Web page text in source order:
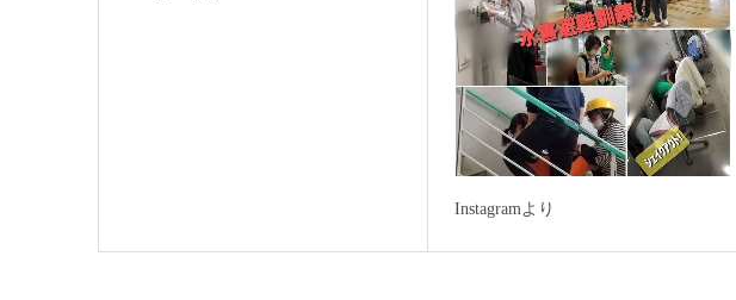
Instagramより